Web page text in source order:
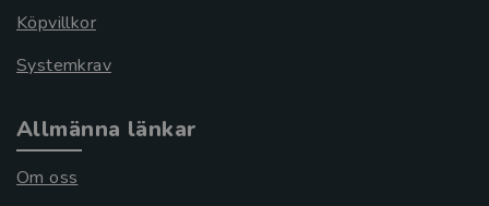
Köpvillkor
Systemkrav
Allmänna länkar
Om oss